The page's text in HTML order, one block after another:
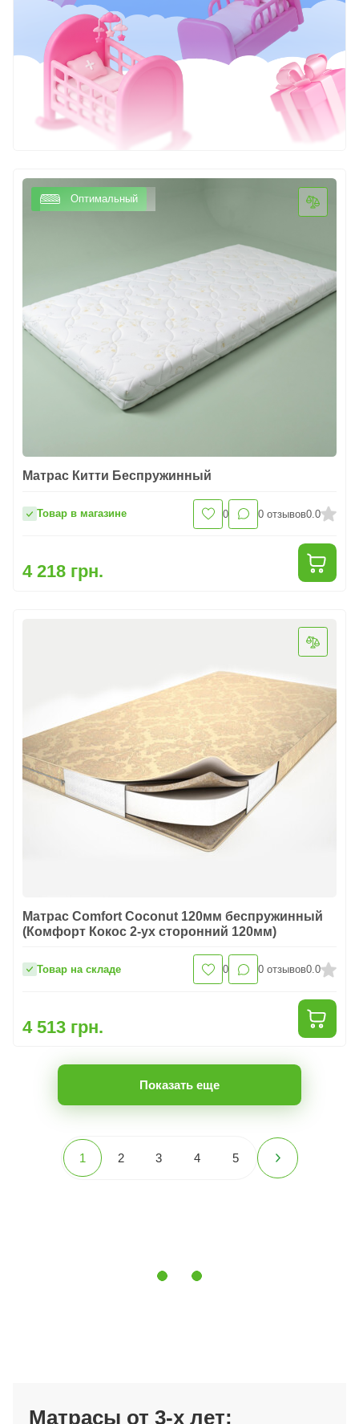
Оптимальный
Матрас Китти Беспружинный
Товар в магазине 0 0отзывов0.0
4 218 грн.
Матрас Comfort Coconut 120мм беспружинный
(Комфорт Кокос 2-ух сторонний 120мм)
Товар на складе 0 0отзывов0.0
4 513 грн.
Показать еще
1 2 3 4 5
Матрасы от 3-х лет: